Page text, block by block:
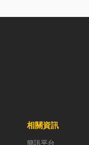
資源管理。透
成本，實現節
相關資訊
簡訊平台